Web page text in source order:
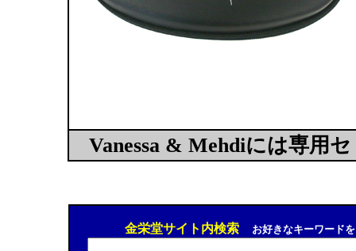
Vanessa & Mehdiには専用
金栄堂サイト内検索 お好きなキーワード